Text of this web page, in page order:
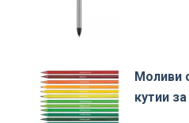
Моливи
кутии